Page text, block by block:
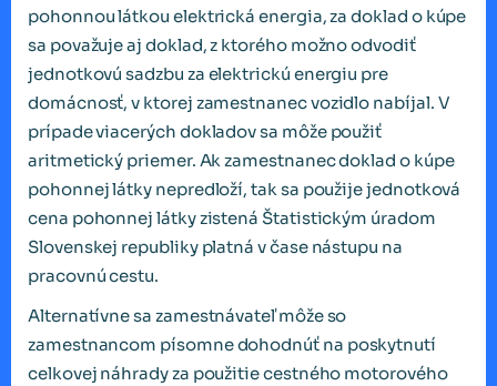
pohonnou látkou elektrická energia, za doklad o kúpe
sa považuje aj doklad, z ktorého možno odvodiť
jednotkovú sadzbu za elektrickú energiu pre
domácnosť, v ktorej zamestnanec vozidlo nabíjal. V
prípade viacerých dokladov sa môže použiť
aritmetický priemer. Ak zamestnanec doklad o kúpe
pohonnej látky nepredloží, tak sa použije jednotková
cena pohonnej látky zistená Štatistickým úradom
Slovenskej republiky platná v čase nástupu na
pracovnú cestu.
Alternatívne sa zamestnávateľ môže so
zamestnancom písomne dohodnúť na poskytnutí
celkovej náhrady za použitie cestného motorového